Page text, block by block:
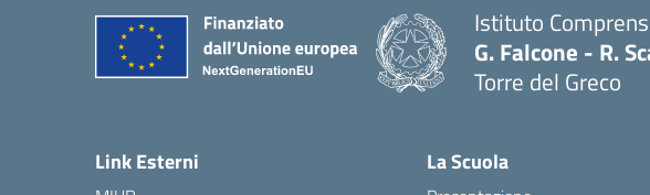
Istituto
G. Falcone - R.
Torre del Greco
Link Esterni La Scuola